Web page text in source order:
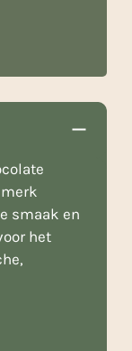
smaak en
het